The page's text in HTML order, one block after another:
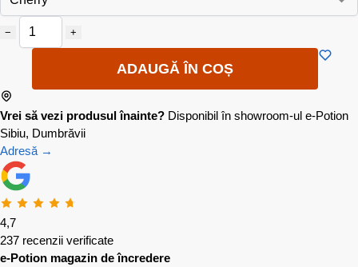
− +
ADAUGĂ ÎN COȘ
Vrei să vezi produsul înainte? Disponibil în showroom-ul e-Potion
Sibiu, Dumbrăvii
Adresă →
4,7
237 recenzii verificate
e-Potion magazin de încredere